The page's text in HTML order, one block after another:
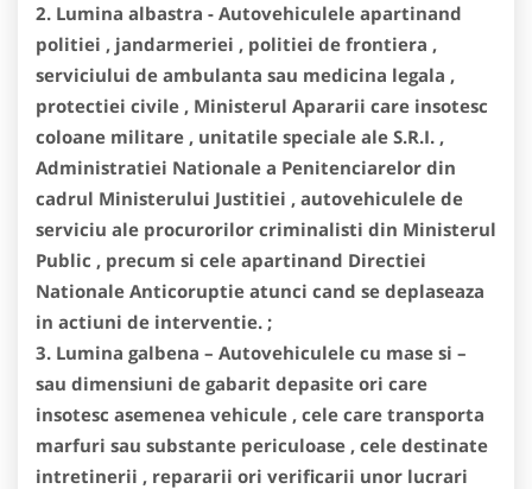
2. Lumina albastra - Autovehiculele apartinand
politiei , jandarmeriei , politiei de frontiera ,
serviciului de ambulanta sau medicina legala ,
protectiei civile , Ministerul Apararii care insotesc
coloane militare , unitatile speciale ale S.R.I. ,
Administratiei Nationale a Penitenciarelor din
cadrul Ministerului Justitiei , autovehiculele de
serviciu ale procurorilor criminalisti din Ministerul
Public , precum si cele apartinand Directiei
Nationale Anticoruptie atunci cand se deplaseaza
in actiuni de interventie. ;
3. Lumina galbena – Autovehiculele cu mase si –
sau dimensiuni de gabarit depasite ori care
insotesc asemenea vehicule , cele care transporta
marfuri sau substante periculoase , cele destinate
intretinerii , repararii ori verificarii unor lucrari